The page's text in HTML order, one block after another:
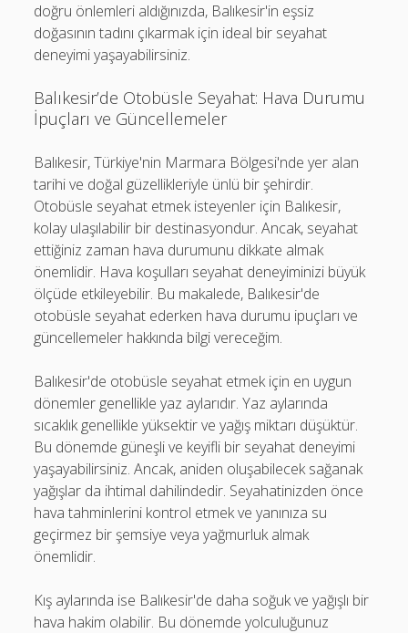
doğru önlemleri aldığınızda, Balıkesir'in eşsiz
doğasının tadını çıkarmak için ideal bir seyahat
deneyimi yaşayabilirsiniz.
Balıkesir’de Otobüsle Seyahat: Hava Durumu
İpuçları ve Güncellemeler
Balıkesir, Türkiye'nin Marmara Bölgesi'nde yer alan
tarihi ve doğal güzellikleriyle ünlü bir şehirdir.
Otobüsle seyahat etmek isteyenler için Balıkesir,
kolay ulaşılabilir bir destinasyondur. Ancak, seyahat
ettiğiniz zaman hava durumunu dikkate almak
önemlidir. Hava koşulları seyahat deneyiminizi büyük
ölçüde etkileyebilir. Bu makalede, Balıkesir'de
otobüsle seyahat ederken hava durumu ipuçları ve
güncellemeler hakkında bilgi vereceğim.
Balıkesir'de otobüsle seyahat etmek için en uygun
dönemler genellikle yaz aylarıdır. Yaz aylarında
sıcaklık genellikle yüksektir ve yağış miktarı düşüktür.
Bu dönemde güneşli ve keyifli bir seyahat deneyimi
yaşayabilirsiniz. Ancak, aniden oluşabilecek sağanak
yağışlar da ihtimal dahilindedir. Seyahatinizden önce
hava tahminlerini kontrol etmek ve yanınıza su
geçirmez bir şemsiye veya yağmurluk almak
önemlidir.
Kış aylarında ise Balıkesir'de daha soğuk ve yağışlı bir
hava hakim olabilir. Bu dönemde yolculuğunuz